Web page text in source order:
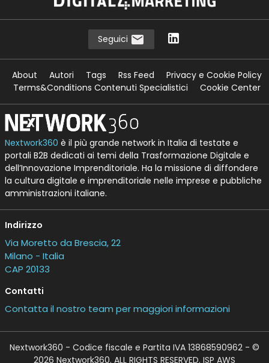
Seguici
About Autori Tags Rss Feed
Privacy e Cookie Policy
Terms&Conditions Contenuti Specialistici
Cookie Center
Nextwork360 è il più grande network in Italia di testate e
portali B2B dedicati ai temi della Trasformazione Digitale e
dell’Innovazione Imprenditoriale. Ha la missione di diffondere
la cultura digitale e imprenditoriale nelle imprese e pubbliche
amministrazioni italiane.
Indirizzo
Via Moretto da Brescia, 22
Milano - Italia
CAP 20133
Contatti
Contatta il nostro team per maggiori informazioni
Nextwork360 - Codice fiscale e Partita IVA 13868590962 - ©
2026 Nextwork360. ALL RIGHTS RESERVED. ISP AWS